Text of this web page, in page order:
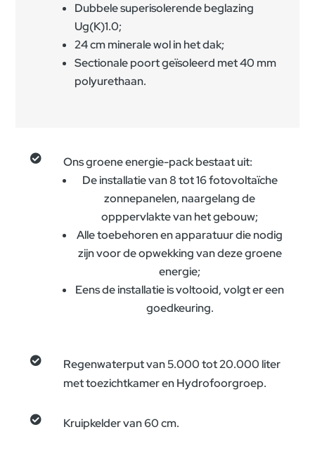
Dubbele superisolerende beglazing
Ug(K)1.0;
24 cm minerale wol in het dak;
Sectionale poort geïsoleerd met 40 mm
polyurethaan.

Ons groene energie-pack bestaat uit:
De installatie van 8 tot 16 fotovoltaïche
zonnepanelen, naargelang de
opppervlakte van het gebouw;
Alle toebehoren en apparatuur die nodig
zijn voor de opwekking van deze groene
energie;
Eens de installatie is voltooid, volgt er een
goedkeuring.

Regenwaterput van 5.000 tot 20.000 liter
met toezichtkamer en Hydrofoorgroep.
 Kruipkelder van 60 cm.